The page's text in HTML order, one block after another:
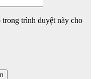
trình duyệt này cho